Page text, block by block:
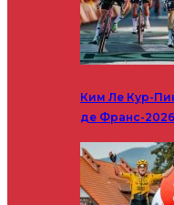
Ким Ле Кур-
де Франс-2026